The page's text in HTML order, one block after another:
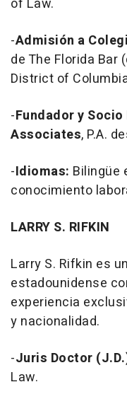
of Law.
-Admisión a
de The Florida Bar
District of
-Fundador y
Associates, P.A.
-Idiomas: Bilingüe
conocimiento
LARRY S. RIFKIN
Larry S. Rifkin es
estadounidense
experiencia
y nacionalidad.
-Juris Doctor
Law.